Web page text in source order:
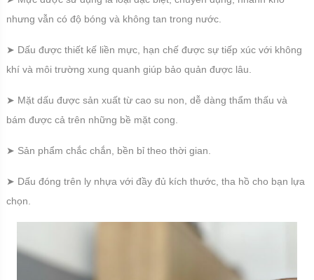
nhưng vẫn có độ bóng và không tan trong nước.
➤ Dấu được thiết kế liền mực, hạn chế được sự tiếp xúc với không
khí và môi trường xung quanh giúp bảo quản được lâu.
➤ Mặt dấu được sản xuất từ cao su non, dễ dàng thẩm thấu và
bám được cả trên những bề mặt cong.
➤ Sản phẩm chắc chắn, bền bỉ theo thời gian.
➤ Dấu đóng trên ly nhựa với đầy đủ kích thước, tha hồ cho bạn lựa
chọn.